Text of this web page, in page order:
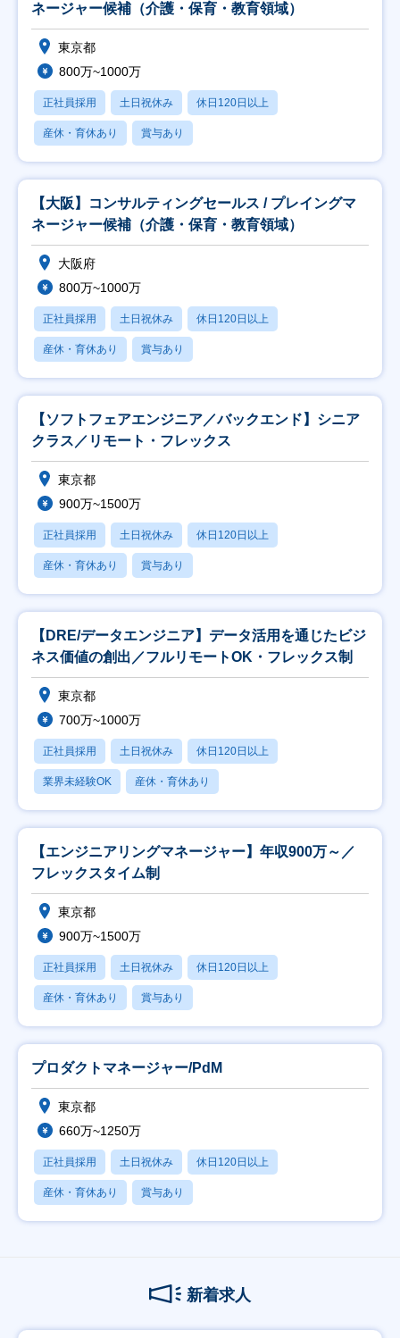
ネージャー候補（介護・保育・教育領域）
東京都
800万~1000万
正社員採用 土日祝休み 休日120日以上
産休・育休あり 賞与あり
【大阪】コンサルティングセールス / プレイングマ
ネージャー候補（介護・保育・教育領域）
大阪府
800万~1000万
正社員採用 土日祝休み 休日120日以上
産休・育休あり 賞与あり
【ソフトフェアエンジニア／バックエンド】シニア
クラス／リモート・フレックス
東京都
900万~1500万
正社員採用 土日祝休み 休日120日以上
産休・育休あり 賞与あり
【DRE/データエンジニア】データ活用を通じたビジ
ネス価値の創出／フルリモートOK・フレックス制
東京都
700万~1000万
正社員採用 土日祝休み 休日120日以上
業界未経験OK 産休・育休あり
【エンジニアリングマネージャー】年収900万～／
フレックスタイム制
東京都
900万~1500万
正社員採用 土日祝休み 休日120日以上
産休・育休あり 賞与あり
プロダクトマネージャー/PdM
東京都
660万~1250万
正社員採用 土日祝休み 休日120日以上
産休・育休あり 賞与あり
新着求人